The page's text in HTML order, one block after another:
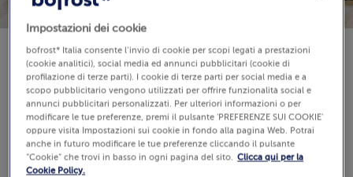
Disponibilità
€ 6,99
200 g (Prezzo al Kg 34.95 €)
Impostazioni dei cookie
bofrost* Italia consente l’invio di cookie per scopi legati a prestazioni
(cookie analitici), social media ed annunci pubblicitari (cookie di
profilazione di terze parti). I cookie di terze parti per social media e a
scopo pubblicitario vengono utilizzati per offrire funzionalità social e
annunci pubblicitari personalizzati. Per ulteriori informazioni o per
modificare le tue preferenze, premi il pulsante 'PREFERENZE SUI COOKIE'
oppure visita Impostazioni sui cookie in fondo alla pagina Web. Potrai
anche in futuro modificare le tue preferenze cliccando il pulsante
“Cookie” che trovi in basso in ogni pagina del sito. Clicca qui per la
Cookie Policy.